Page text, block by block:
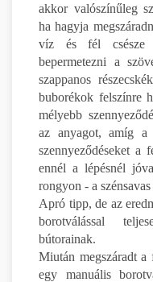
akkor valószínűleg
ha hagyja
víz és fél csésze
bepermetezni a
szappanos
buborékok felszínre
mélyebb
az anyagot, amíg a
szennyeződéseket a
ennél a lépésnél
rongyon - a
Apró tipp, de az
borotválással
bútorainak.
Miután megszáradt a
egy manuális